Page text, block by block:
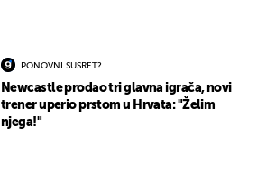
PONOVNI SUSRET?
Newcastle prodao tri glavna igrača, novi
trener uperio prstom u Hrvata: "Želim
njega!"